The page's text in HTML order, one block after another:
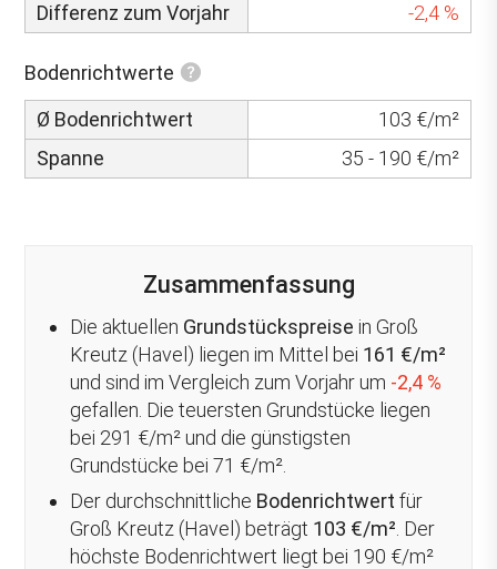
Differenz zum Vorjahr
-2,4 %
Bodenrichtwerte
Ø Bodenrichtwert
103 €/m²
Spanne
35 - 190 €/m²
Zusammenfassung
Die aktuellen Grundstückspreise in Groß
Kreutz (Havel) liegen im Mittel bei 161 €/m²
und sind im Vergleich zum Vorjahr um -2,4 %
gefallen . Die teuersten Grundstücke liegen
bei 291 €/m² und die günstigsten
Grundstücke bei 71 €/m².
Der durchschnittliche Bodenrichtwert für
Groß Kreutz (Havel) beträgt 103 €/m² . Der
höchste Bodenrichtwert liegt bei 190 €/m²